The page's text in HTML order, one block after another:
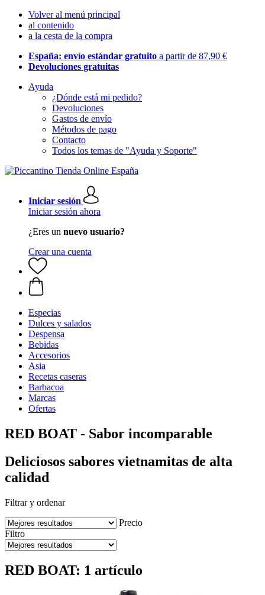
Volver al menú principal
al contenido
a la cesta de la compra
España: envío estándar gratuito a partir de 87,90 €
Devoluciones gratuitas
Ayuda
¿Dónde está mi pedido?
Devoluciones
Gastos de envío
Métodos de pago
Contacto
Todos los temas de "Ayuda y Soporte"
Iniciar sesión
Iniciar sesión ahora
¿Eres un nuevo usuario?
Crear una cuenta
Especias
Dulces y salados
Despensa
Bebidas
Accesorios
Asia
Recetas caseras
Barbacoa
Marcas
Ofertas
RED BOAT - Sabor incomparable
Deliciosos sabores vietnamitas de alta
calidad
Filtrar y ordenar
Precio
Filtro
RED BOAT: 1 artículo